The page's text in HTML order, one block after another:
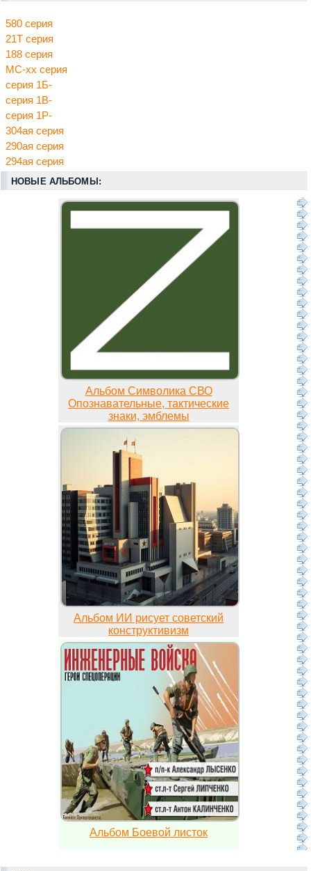
580 серия
21Т серия
188 серия
МС-хх серия
серия 1Б-
серия 1В-
серия 1Р-
304ая серия
290ая серия
294ая серия
НОВЫЕ АЛЬБОМЫ:
Альбом Символика СВО
Опознавательные, тактические
знаки, эмблемы
Альбом ИИ рисует советский
конструктивизм
Альбом Боевой листок